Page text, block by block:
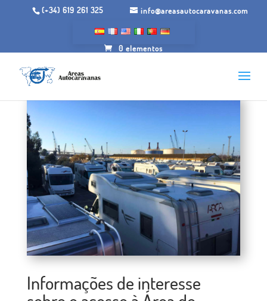
(+34) 619 261 325 info@areasautocaravanas.com
0 elementos
Informações de interesse